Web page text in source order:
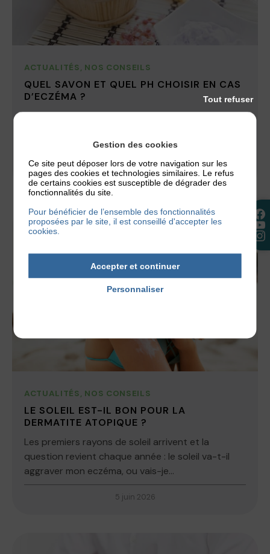
ACTUALITÉS, NOS CONSEILS
QUEL SAVON ET QUEL PH CHOISIR EN CAS
D’ECZÉMA ?
Un savon mal choisi peut suffire à déclencher une
l’hygiène quand on a...
2 juillet 2026
ACTUALITÉS, NOS CONSEILS
LE SOLEIL EST-IL BON POUR LA
DERMATITE ATOPIQUE ?
Les premiers rayons de soleil arrivent et la
question revient chaque année : le soleil va-t-il
aggraver mon eczéma, ou vais-je...
5 juin 2026
Gestion des cookies
Ce site peut déposer lors de votre navigation sur les
pages des cookies et technologies similaires. Le refus
de certains cookies est susceptible de dégrader des
fonctionnalités du site.
Pour bénéficier de l’ensemble des fonctionnalités
proposées par le site, il est conseillé d'accepter les
cookies.
Accepter et continuer
Tout refuser
Personnaliser